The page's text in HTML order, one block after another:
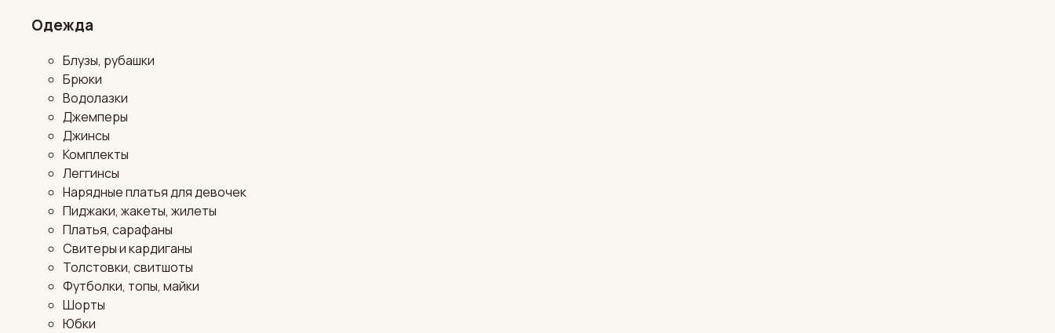
Одежда
Блузы, рубашки
Брюки
Водолазки
Джемперы
Джинсы
Комплекты
Леггинсы
Нарядные платья для девочек
Пиджаки, жакеты, жилеты
Платья, сарафаны
Свитеры и кардиганы
Толстовки, свитшоты
Футболки, топы, майки
Шорты
Юбки